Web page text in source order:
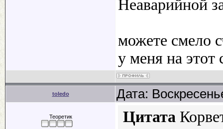
Неаварийной
можете смело
у меня на этот
toledo Дата:
Теоретик Цитата